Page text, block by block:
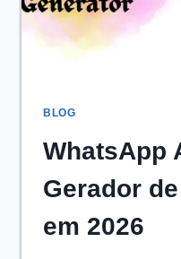
BLOG
WhatsApp
Gerador
em 2026